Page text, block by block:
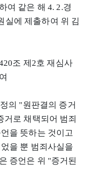
여 같은 해 4. 2.경
실에 제출하여 위 김
조 제2호 재심사
의 "원판결의 증거
거로 채택되어 범죄
을 뜻하는 것이고
을 뿐 범죄사실을
증언은 위 "증거된